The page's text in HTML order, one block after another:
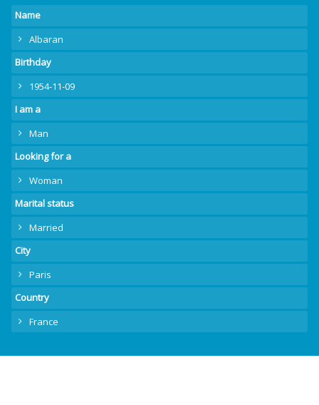
Name
Albaran
Birthday
1954-11-09
I am a
Man
Looking for a
Woman
Marital status
Married
City
Paris
Country
France